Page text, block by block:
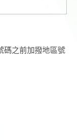
碼之前加撥地區號